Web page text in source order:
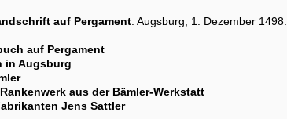
auf Pergament. Augsburg, 1. Dezember 1498.
auf Pergament
in Augsburg
aus der Bämler-Werkstatt
Jens Sattler